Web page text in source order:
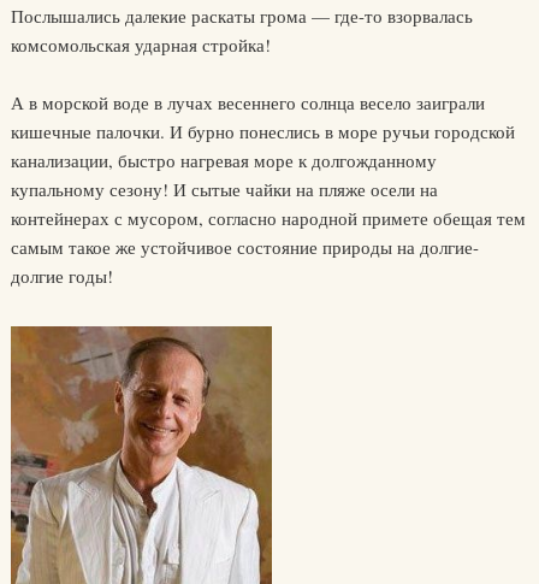
Послышались далекие раскаты грома — где-то взорвалась
комсомольская ударная стройка!
А в морской воде в лучах весеннего солнца весело заиграли
кишечные палочки. И бурно понеслись в море ручьи городской
канализации, быстро нагревая море к долгожданному
купальному сезону! И сытые чайки на пляже осели на
контейнерах с мусором, согласно народной примете обещая тем
самым такое же устойчивое состояние природы на долгие-
долгие годы!